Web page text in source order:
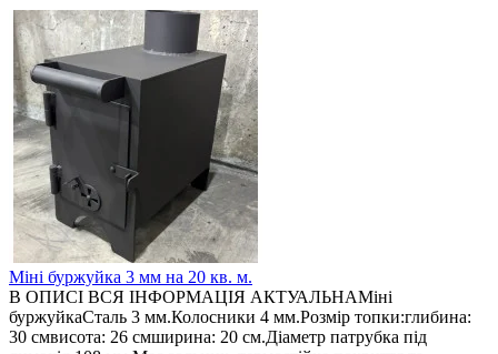
Міні буржуйка 3 мм на 20 кв. м.
В ОПИСІ ВСЯ ІНФОРМАЦІЯ АКТУАЛЬНАМіні
буржуйкаСталь 3 мм.Колосники 4 мм.Розмір топки:глибина:
30 смвисота: 26 смширина: 20 см.Діаметр патрубка під